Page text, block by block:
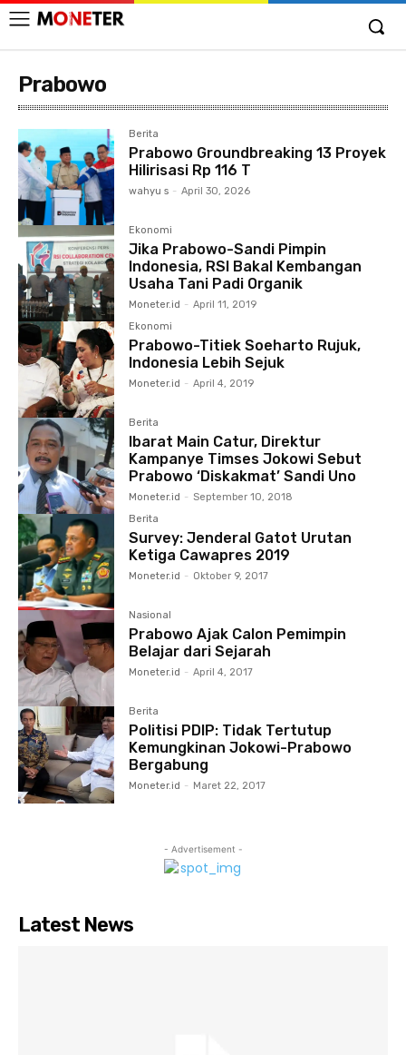
Prabowo
Berita
Prabowo Groundbreaking 13 Proyek
Hilirisasi Rp 116 T
wahyu s - April 30, 2026
Ekonomi
Jika Prabowo-Sandi Pimpin
Indonesia, RSI Bakal Kembangan
Usaha Tani Padi Organik
Moneter.id - April 11, 2019
Ekonomi
Prabowo-Titiek Soeharto Rujuk,
Indonesia Lebih Sejuk
Moneter.id - April 4, 2019
Berita
Ibarat Main Catur, Direktur
Kampanye Timses Jokowi Sebut
Prabowo ‘Diskakmat’ Sandi Uno
Moneter.id - September 10, 2018
Berita
Survey: Jenderal Gatot Urutan
Ketiga Cawapres 2019
Moneter.id - Oktober 9, 2017
Nasional
Prabowo Ajak Calon Pemimpin
Belajar dari Sejarah
Moneter.id - April 4, 2017
Berita
Politisi PDIP: Tidak Tertutup
Kemungkinan Jokowi-Prabowo
Bergabung
Moneter.id - Maret 22, 2017
- Advertisement -
Latest News